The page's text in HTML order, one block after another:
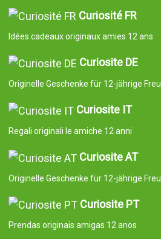
Curiosité FR
Idées cadeaux originaux amies 12 ans
Curiosite DE
Originelle Geschenke für 12-jährige
Curiosite IT
Regali originali le amiche 12 anni
Curiosite AT
Originelle Geschenke für 12-jährige
Curiosite PT
Prendas originais amigas 12 anos